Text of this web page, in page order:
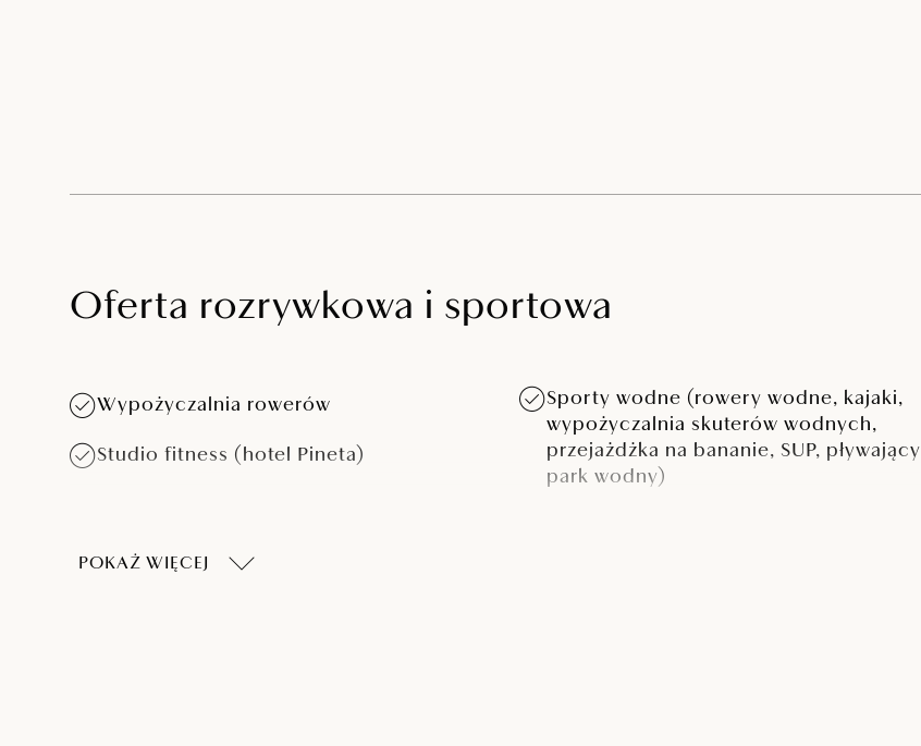
Oferta rozrywkowa i sportowa
Wypożyczalnia rowerów
Studio fitness (hotel Pineta)
Sporty wodne (rowery wodne, kajaki,
wypożyczalnia skuterów wodnych,
przejażdżka na bananie, SUP, pływający
park wodny)
POKAŻ WIĘCEJ